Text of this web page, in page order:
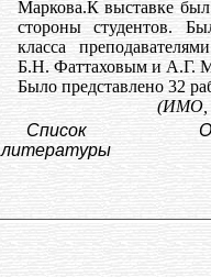
Маркова.К выставке
стороны студентов.
класса
Б.Н. Фаттаховым и А.Г.
Было представлено 32
(ИМО,
Список
литературы